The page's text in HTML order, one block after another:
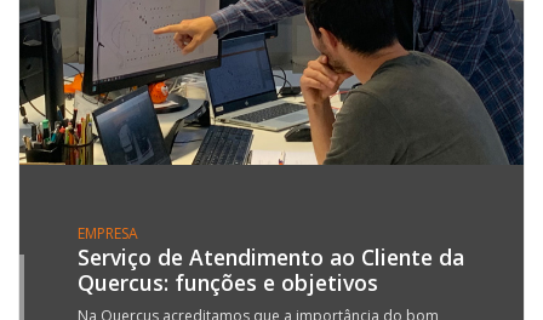
EMPRESA
Serviço de Atendimento ao Cliente da
Quercus: funções e objetivos
Na Quercus acreditamos que a importância do bom